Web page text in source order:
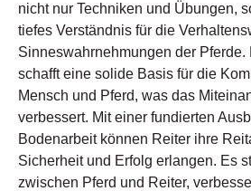
nicht nur Techniken und Übungen,
tiefes Verständnis für die
Sinneswahrnehmungen der
schafft eine solide Basis für die
Mensch und Pferd, was das
verbessert. Mit einer fundierten
Bodenarbeit können Reiter ihre
Sicherheit und Erfolg erlangen. Es
zwischen Pferd und Reiter,